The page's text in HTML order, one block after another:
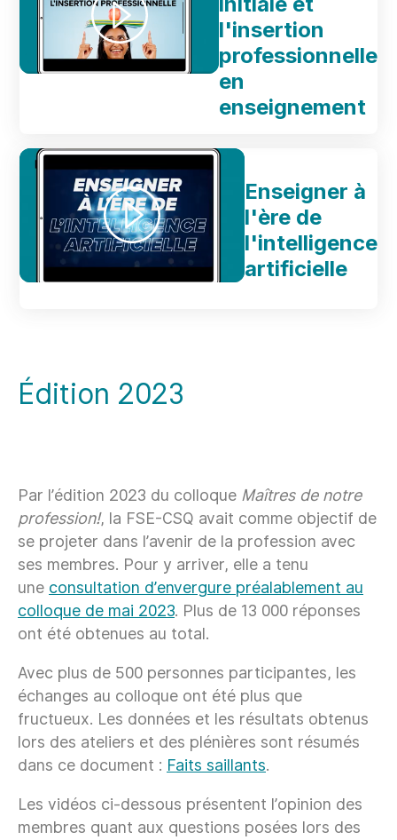
l'insertion
professionnelle
en
enseignement
Enseigner à
l'ère de
l'intelligence
artificielle
Édition 2023
Par l’édition 2023 du colloque Maîtres de notre
profession!, la FSE-CSQ avait comme objectif de
se projeter dans l’avenir de la profession avec
ses membres. Pour y arriver, elle a tenu
une consultation d’envergure préalablement au
colloque de mai 2023. Plus de 13 000 réponses
ont été obtenues au total.
Avec plus de 500 personnes participantes, les
échanges au colloque ont été plus que
fructueux. Les données et les résultats obtenus
lors des ateliers et des plénières sont résumés
dans ce document : Faits saillants.
Les vidéos ci-dessous présentent l’opinion des
membres quant aux questions posées lors des